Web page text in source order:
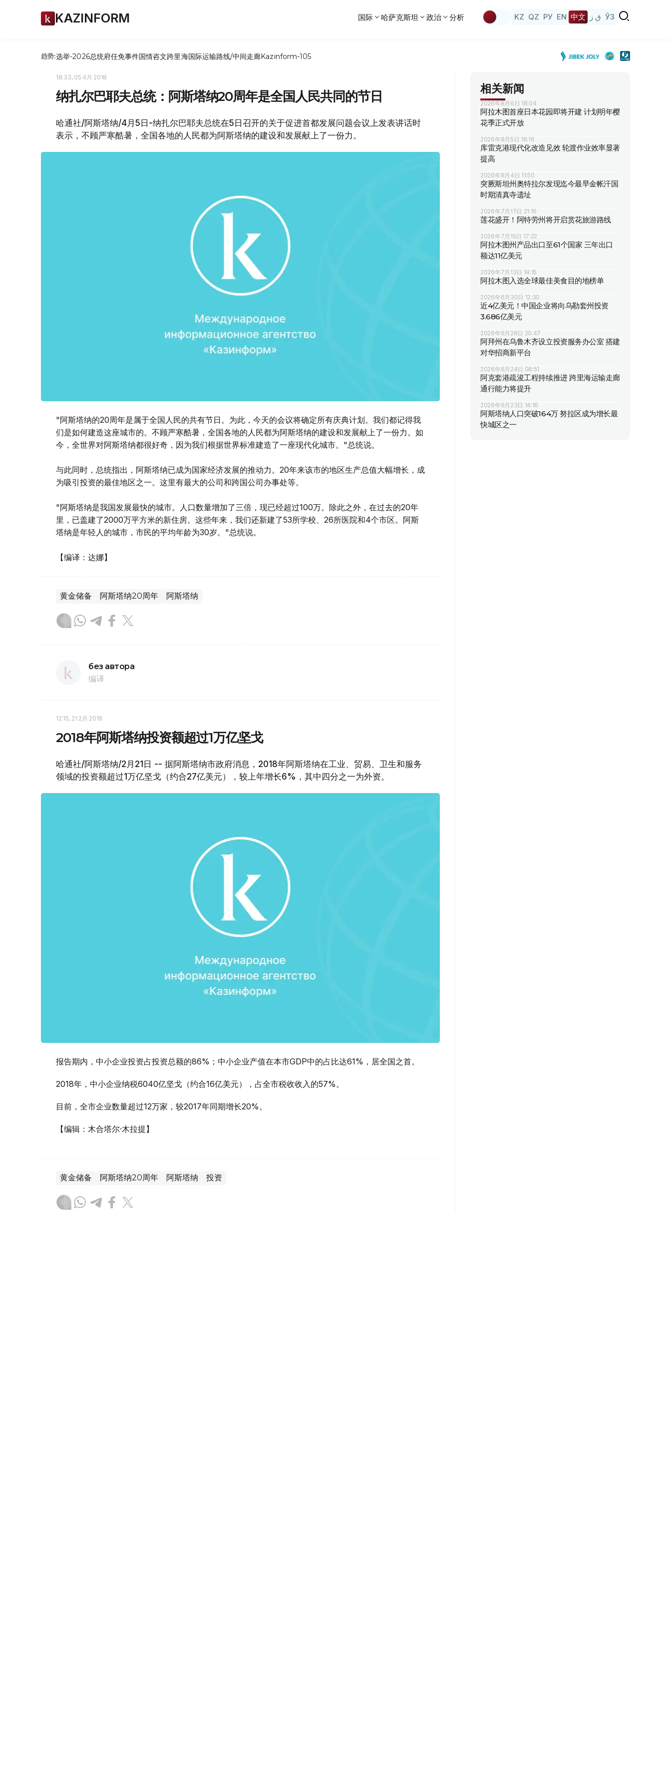
KAZINFORM 国际 哈萨克斯坦 政治 分析 KZ QZ РУ EN 中文 ق ز ЎЗ
趋势:选举-2026总统府任免事件国情咨文跨里海国际运输路线/中间走廊Kazinform-105
18:33, 05 4月 2018
纳扎尔巴耶夫总统：阿斯塔纳20周年是全国人民共同的节日
哈通社/阿斯塔纳/4月5日-纳扎尔巴耶夫总统在5日召开的关于促进首都发展问题会议上发表讲话时
表示，不顾严寒酷暑，全国各地的人民都为阿斯塔纳的建设和发展献上了一份力。
"阿斯塔纳的20周年是属于全国人民的共有节日。为此，今天的会议将确定所有庆典计划。我们都记得我
们是如何建造这座城市的。不顾严寒酷暑，全国各地的人民都为阿斯塔纳的建设和发展献上了一份力。如
今，全世界对阿斯塔纳都很好奇，因为我们根据世界标准建造了一座现代化城市。"总统说。
与此同时，总统指出，阿斯塔纳已成为国家经济发展的推动力。20年来该市的地区生产总值大幅增长，成
为吸引投资的最佳地区之一。这里有最大的公司和跨国公司办事处等。
"阿斯塔纳是我国发展最快的城市。人口数量增加了三倍，现已经超过100万。除此之外，在过去的20年
里，已盖建了2000万平方米的新住房。这些年来，我们还新建了53所学校、26所医院和4个市区。阿斯
塔纳是年轻人的城市，市民的平均年龄为30岁。"总统说。
【编译：达娜】
黄金储备 阿斯塔纳20周年 阿斯塔纳
без автора
编译
12:15, 21 2月 2019
2018年阿斯塔纳投资额超过1万亿坚戈
哈通社/阿斯塔纳/2月21日 -- 据阿斯塔纳市政府消息，2018年阿斯塔纳在工业、贸易、卫生和服务
领域的投资额超过1万亿坚戈（约合27亿美元），较上年增长6%，其中四分之一为外资。
报告期内，中小企业投资占投资总额的86%；中小企业产值在本市GDP中的占比达61%，居全国之首。
2018年，中小企业纳税6040亿坚戈（约合16亿美元），占全市税收收入的57%。
目前，全市企业数量超过12万家，较2017年同期增长20%。
【编辑：木合塔尔·木拉提】
黄金储备 阿斯塔纳20周年 阿斯塔纳 投资
相关新闻
2026年8月6日 18:04
阿拉木图首座日本花园即将开建 计划明年樱
花季正式开放
2026年8月5日 16:16
库雷克港现代化改造见效 轮渡作业效率显著
提高
2026年8月4日 11:50
突厥斯坦州奥特拉尔发现迄今最早金帐汗国
时期清真寺遗址
2026年7月17日 21:16
莲花盛开！阿特劳州将开启赏花旅游路线
2026年7月15日 17:22
阿拉木图州产品出口至61个国家 三年出口
额达11亿美元
2026年7月13日 14:15
阿拉木图入选全球最佳美食目的地榜单
2026年6月30日 12:30
近4亿美元！中国企业将向乌勒套州投资
3.686亿美元
2026年6月26日 20:47
阿拜州在乌鲁木齐设立投资服务办公室 搭建
对华招商新平台
2026年6月24日 08:51
阿克套港疏浚工程持续推进 跨里海运输走廊
通行能力将提升
2026年6月23日 14:16
阿斯塔纳人口突破164万 努拉区成为增长最
快城区之一